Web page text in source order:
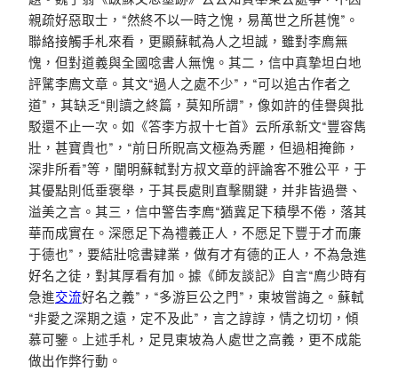
親疏好惡取士，“然終不以一時之愧，易萬世之所甚愧”。
聯絡接觸手札來看，更顯蘇軾為人之坦誠，雖對李廌無
愧，但對道義與全國唸書人無愧。其二，信中真摯坦白地
評騭李廌文章。其文“過人之處不少”，“可以追古作者之
道”，其缺乏“則讀之終篇，莫知所謂”，像如許的佳譽與批
駁還不止一次。如《答李方叔十七首》云所承新文“豐容雋
壯，甚寶貴也”，“前日所貺高文極為秀麗，但過相掩飾，
深非所看”等，闡明蘇軾對方叔文章的評論客不雅公平，于
其優點則低垂褒舉，于其長處則直擊關鍵，并非皆過譽、
溢美之言。其三，信中警告李廌“猶冀足下積學不倦，落其
華而成實在。深愿足下為禮義正人，不愿足下豐于才而廉
于德也”，要結壯唸書肄業，做有才有德的正人，不為急進
好名之徒，對其厚看有加。據《師友談記》自言“廌少時有
急進交流好名之義”，“多游巨公之門”，東坡嘗誨之。蘇軾
“非愛之深期之遠，定不及此”，言之諄諄，情之切切，傾
慕可鑒。上述手札，足見東坡為人處世之高義，更不成能
做出作弊行動。